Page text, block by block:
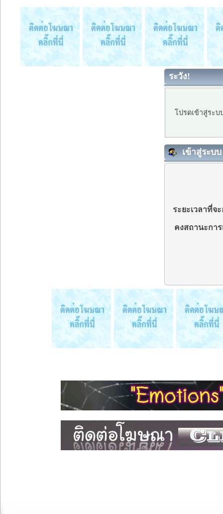
ระวัง!
โปรดเข้าสู่ระ
เข้าสู่ระบบ
ระยะเวลาที่จ
คงสถานะกา